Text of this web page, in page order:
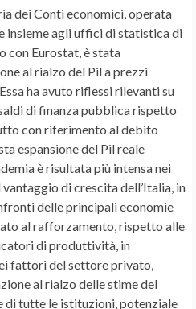
dei Conti economici, operata
insieme agli uffici di statistica di
con Eurostat, è stata
al rialzo del Pil a prezzi
ha avuto riflessi rilevanti su
di finanza pubblica rispetto
con riferimento al debito
espansione del Pil reale
è risultata più intensa nei
di crescita dell’Italia, in
delle principali economie
al rafforzamento, rispetto alle
di produttività, in
fattori del settore privato,
al rialzo delle stime del
tutte le istituzioni, potenziale